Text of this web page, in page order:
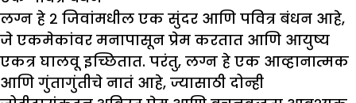
लग्न हे २ जिवांमधील एक सुंदर आणि पवित्र बंधन आहे,
जे एकमेकांवर मनापासून प्रेम करतात आणि आयुष्य
एकत्र घालवू इच्छितात. परंतु, लग्न हे एक आव्हानात्मक
आणि गुंतागुंतीचे नातं आहे, ज्यासाठी दोन्ही